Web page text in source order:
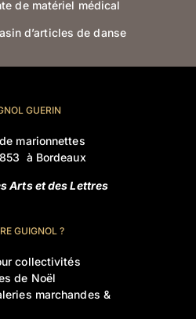
de matériel médical
d’articles de danse
GUERIN
marionnettes
à Bordeaux
Arts et des Lettres
GUIGNOL ?
collectivités
de Noël
marchandes &